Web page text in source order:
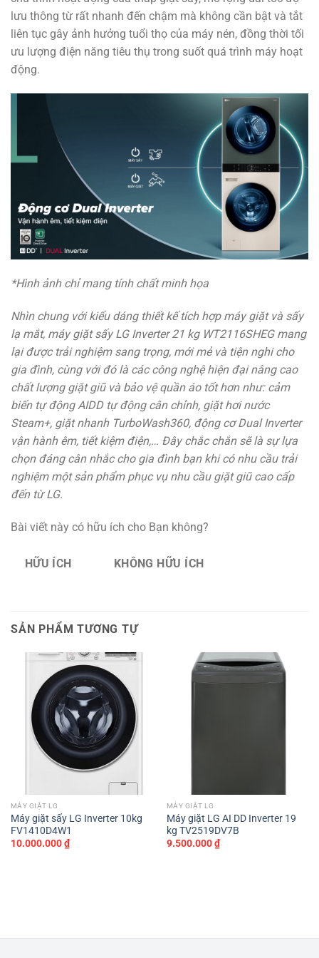
lưu thông từ rất nhanh đến chậm mà không cần bật và tắt
liên tục gây ảnh hưởng tuổi thọ của máy nén, đồng thời tối
ưu lượng điện năng tiêu thụ trong suốt quá trình máy hoạt
động.
*Hình ảnh chỉ mang tính chất minh họa
Nhìn chung với kiểu dáng thiết kế tích hợp máy giặt và sấy
lạ mắt, máy giặt sấy LG Inverter 21 kg WT2116SHEG mang
lại được trải nghiệm sang trọng, mới mẻ và tiện nghi cho
gia đình, cùng với đó là các công nghệ hiện đại nâng cao
chất lượng giặt giũ và bảo vệ quần áo tốt hơn như: cảm
biến tự động AIDD tự động cân chỉnh, giặt hơi nước
Steam+, giặt nhanh TurboWash360, động cơ Dual Inverter
vận hành êm, tiết kiệm điện,… Đây chắc chắn sẽ là sự lựa
chọn đáng cân nhắc cho gia đình bạn khi có nhu cầu trải
nghiệm một sản phẩm phục vụ nhu cầu giặt giũ cao cấp
đến từ LG.
Bài viết này có hữu ích cho Bạn không?
HỮU ÍCH KHÔNG HỮU ÍCH
SẢN PHẨM TƯƠNG TỰ
MÁY GIẶT LG
Máy giặt sấy LG Inverter 10kg
FV1410D4W1
10.000.000₫
MÁY GIẶT LG
Máy giặt LG AI DD Inverter 19
kg TV2519DV7B
9.500.000₫